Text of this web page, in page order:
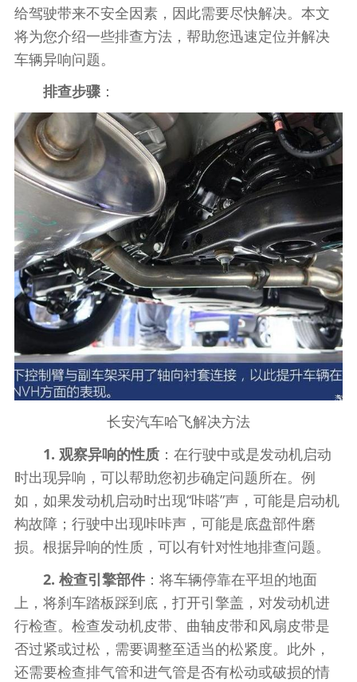
给驾驶带来不安全因素，因此需要尽快解决。本文
将为您介绍一些排查方法，帮助您迅速定位并解决
车辆异响问题。
排查步骤：
长安汽车哈飞解决方法
1. 观察异响的性质：在行驶中或是发动机启动
时出现异响，可以帮助您初步确定问题所在。例
如，如果发动机启动时出现“咔嗒”声，可能是启动机
构故障；行驶中出现咔咔声，可能是底盘部件磨
损。根据异响的性质，可以有针对性地排查问题。
2. 检查引擎部件：将车辆停靠在平坦的地面
上，将刹车踏板踩到底，打开引擎盖，对发动机进
行检查。检查发动机皮带、曲轴皮带和风扇皮带是
否过紧或过松，需要调整至适当的松紧度。此外，
还需要检查排气管和进气管是否有松动或破损的情